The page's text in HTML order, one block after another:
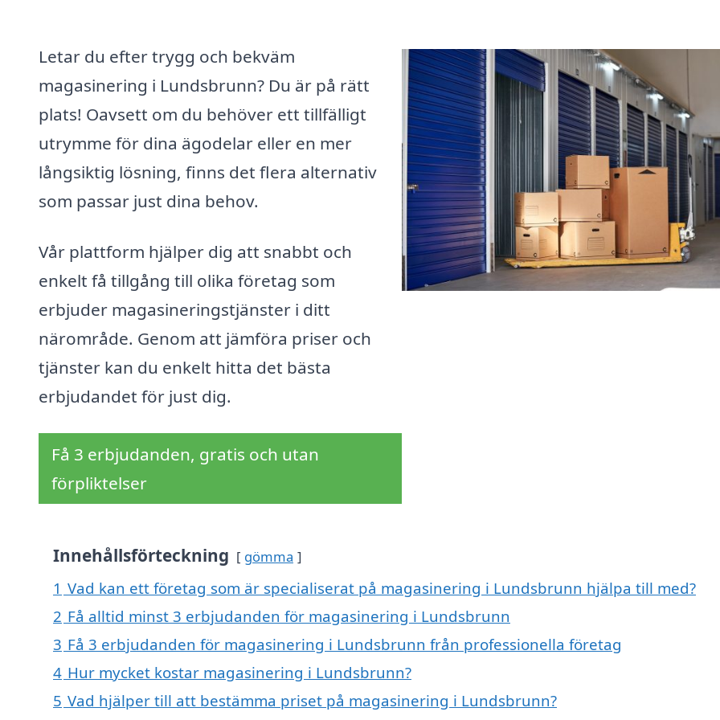
Letar du efter trygg och bekväm
magasinering i Lundsbrunn? Du är på rätt
plats! Oavsett om du behöver ett tillfälligt
utrymme för dina ägodelar eller en mer
långsiktig lösning, finns det flera alternativ
som passar just dina behov.
Vår plattform hjälper dig att snabbt och
enkelt få tillgång till olika företag som
erbjuder magasineringstjänster i ditt
närområde. Genom att jämföra priser och
tjänster kan du enkelt hitta det bästa
erbjudandet för just dig.
Få 3 erbjudanden, gratis och utan
förpliktelser
Innehållsförteckning gömma
1 Vad kan ett företag som är specialiserat på magasinering i Lundsbrunn hjälpa till med?
2 Få alltid minst 3 erbjudanden för magasinering i Lundsbrunn
3 Få 3 erbjudanden för magasinering i Lundsbrunn från professionella företag
4 Hur mycket kostar magasinering i Lundsbrunn?
5 Vad hjälper till att bestämma priset på magasinering i Lundsbrunn?